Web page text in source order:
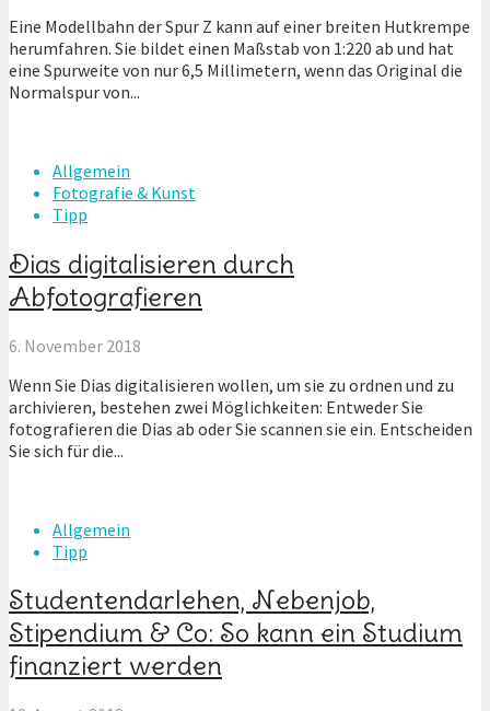
Eine Modellbahn der Spur Z kann auf einer breiten Hutkrempe
herumfahren. Sie bildet einen Maßstab von 1:220 ab und hat
eine Spurweite von nur 6,5 Millimetern, wenn das Original die
Normalspur von...
Allgemein
Fotografie & Kunst
Tipp
Dias digitalisieren durch
Abfotografieren
6. November 2018
Wenn Sie Dias digitalisieren wollen, um sie zu ordnen und zu
archivieren, bestehen zwei Möglichkeiten: Entweder Sie
fotografieren die Dias ab oder Sie scannen sie ein. Entscheiden
Sie sich für die...
Allgemein
Tipp
Studentendarlehen, Nebenjob,
Stipendium & Co: So kann ein Studium
finanziert werden